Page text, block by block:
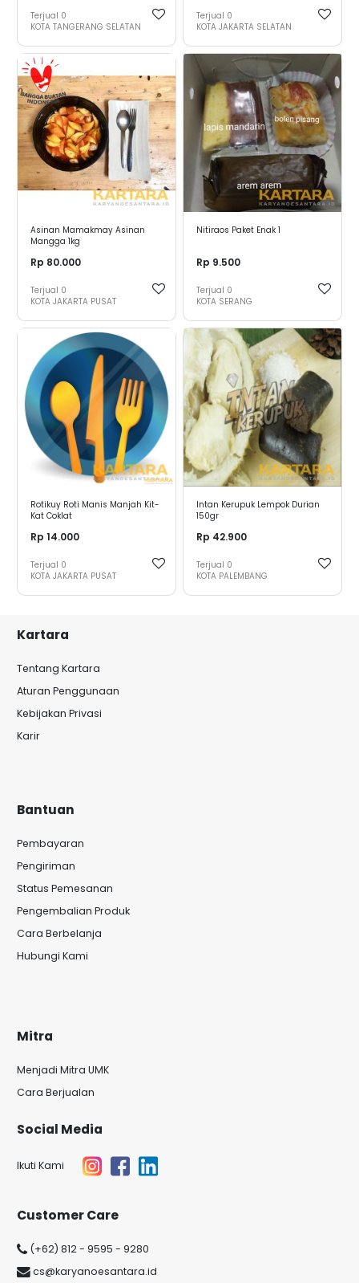
Terjual 0
KOTA TANGERANG SELATAN
Terjual 0
KOTA JAKARTA SELATAN
Asinan Mamakmay Asinan
Mangga 1kg
Rp 80.000
Terjual 0
KOTA JAKARTA PUSAT
Nitiraos Paket Enak 1
Rp 9.500
Terjual 0
KOTA SERANG
Rotikuy Roti Manis Manjah Kit-
Kat Coklat
Rp 14.000
Terjual 0
KOTA JAKARTA PUSAT
Intan Kerupuk Lempok Durian
150gr
Rp 42.900
Terjual 0
KOTA PALEMBANG
Kartara
Tentang Kartara
Aturan Penggunaan
Kebijakan Privasi
Karir
Bantuan
Pembayaran
Pengiriman
Status Pemesanan
Pengembalian Produk
Cara Berbelanja
Hubungi Kami
Mitra
Menjadi Mitra UMK
Cara Berjualan
Social Media
Ikuti Kami
Customer Care
(+62) 812 - 9595 - 9280
cs@karyanoesantara.id